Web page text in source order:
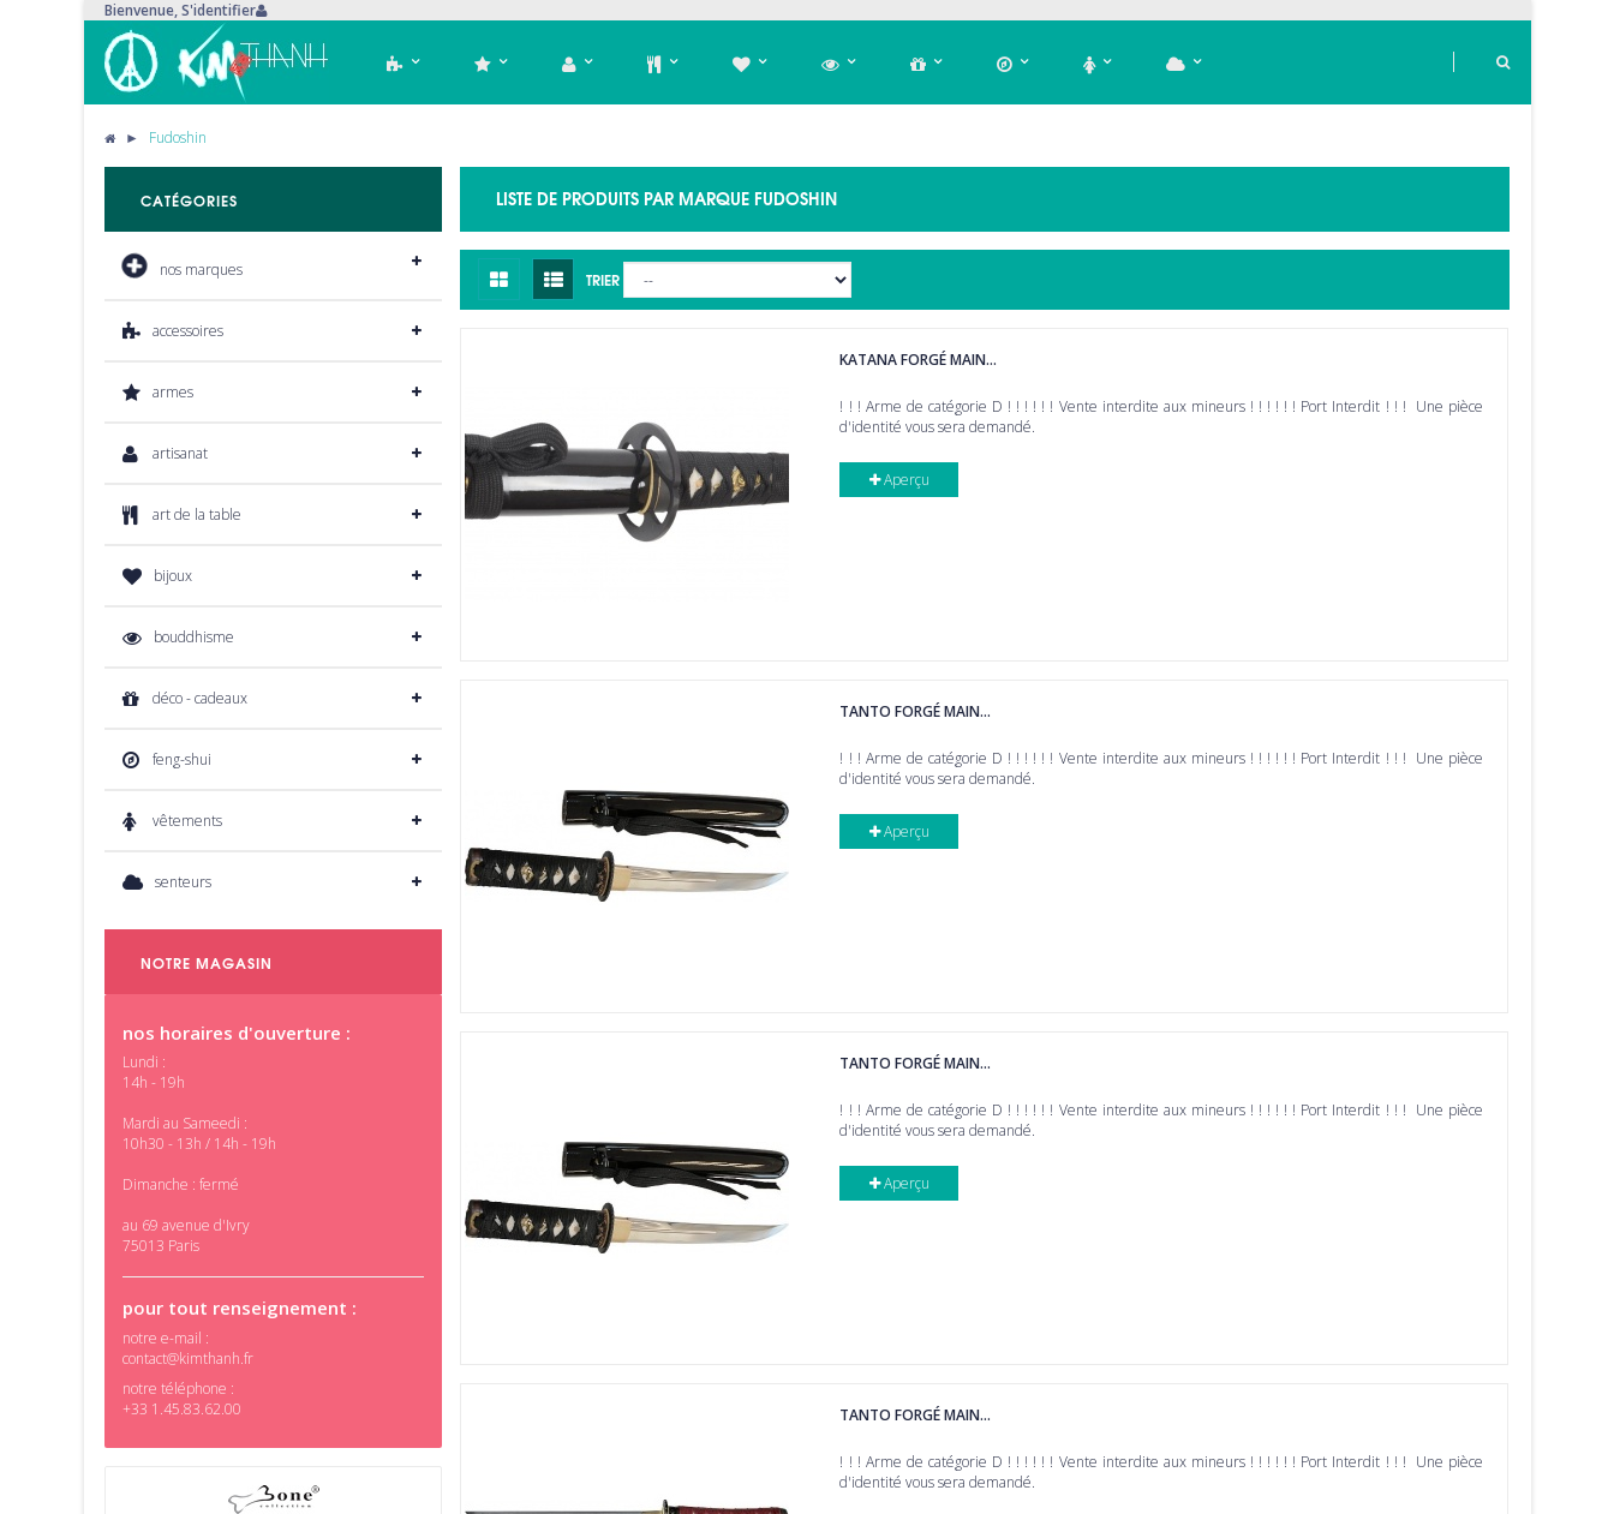
Bienvenue,S'identifier
► Fudoshin
CATÉGORIES
nos marques
accessoires
armes
artisanat
art de la table
bijoux
bouddhisme
déco - cadeaux
feng-shui
vêtements
senteurs
NOTRE MAGASIN
nos horaires d'ouverture :
Lundi :
14h - 19h
Mardi au Sameedi :
10h30 - 13h / 14h - 19h
Dimanche : fermé
au 69 avenue d'Ivry
75013 Paris
pour tout renseignement :
notre e-mail :
contact@kimthanh.fr
notre téléphone :
+33 1.45.83.62.00
LISTE DE PRODUITS PAR MARQUE FUDOSHIN
TRIER
KATANA FORGÉ MAIN...
! ! ! Arme de catégorie D ! ! ! ! ! ! Vente interdite aux mineurs ! ! ! ! ! ! Port Interdit ! ! ! Une pièce
d'identité vous sera demandé.
Aperçu
TANTO FORGÉ MAIN...
! ! ! Arme de catégorie D ! ! ! ! ! ! Vente interdite aux mineurs ! ! ! ! ! ! Port Interdit ! ! ! Une pièce
d'identité vous sera demandé.
Aperçu
TANTO FORGÉ MAIN...
! ! ! Arme de catégorie D ! ! ! ! ! ! Vente interdite aux mineurs ! ! ! ! ! ! Port Interdit ! ! ! Une pièce
d'identité vous sera demandé.
Aperçu
TANTO FORGÉ MAIN...
! ! ! Arme de catégorie D ! ! ! ! ! ! Vente interdite aux mineurs ! ! ! ! ! ! Port Interdit ! ! ! Une pièce
d'identité vous sera demandé.